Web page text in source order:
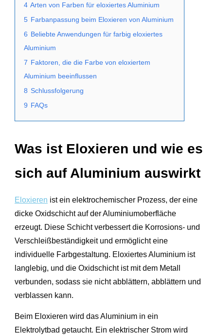
4 Arten von Farben für eloxiertes Aluminium
5 Farbanpassung beim Eloxieren von Aluminium
6 Beliebte Anwendungen für farbig eloxiertes
Aluminium
7 Faktoren, die die Farbe von eloxiertem
Aluminium beeinflussen
8 Schlussfolgerung
9 FAQs
Was ist Eloxieren und wie es
sich auf Aluminium auswirkt
Eloxieren ist ein elektrochemischer Prozess, der eine
dicke Oxidschicht auf der Aluminiumoberfläche
erzeugt. Diese Schicht verbessert die Korrosions- und
Verschleißbeständigkeit und ermöglicht eine
individuelle Farbgestaltung. Eloxiertes Aluminium ist
langlebig, und die Oxidschicht ist mit dem Metall
verbunden, sodass sie nicht abblättern, abblättern und
verblassen kann.
Beim Eloxieren wird das Aluminium in ein
Elektrolytbad getaucht. Ein elektrischer Strom wird